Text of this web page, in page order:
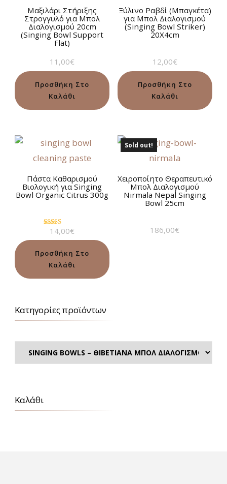
Μαξιλάρι Στήριξης
Στρογγυλό για Μπολ
Διαλογισμού 20cm
(Singing Bowl Support
Flat)
11,00€
Προσθήκη Στο
Καλάθι
Ξύλινο Ραβδί (Μπαγκέτα)
για Μπολ Διαλογισμού
(Singing Bowl Striker)
20Χ4cm
12,00€
Προσθήκη Στο
Καλάθι
Πάστα Καθαρισμού
Βιολογική για Singing
Bowl Organic Citrus 300g
Βαθμολογήθηκε
με
από 5
14,00€
Προσθήκη Στο
Καλάθι
Sold out!
Χειροποίητο Θεραπευτικό
Μπολ Διαλογισμού
Nirmala Nepal Singing
Bowl 25cm
186,00€
Κατηγορίες προϊόντων
Καλάθι